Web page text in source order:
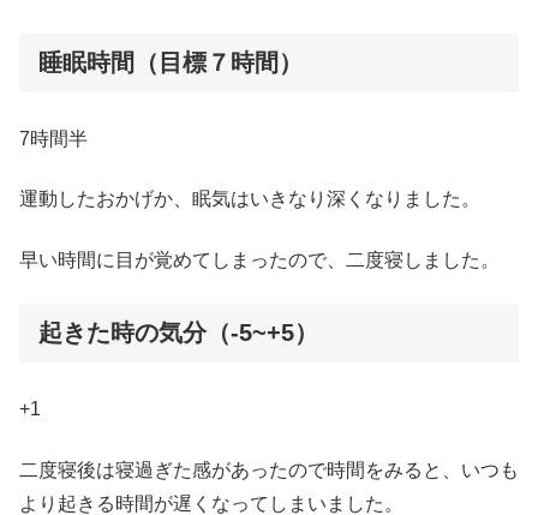
睡眠時間（目標７時間）
7時間半
運動したおかげか、眠気はいきなり深くなりました。
早い時間に目が覚めてしまったので、二度寝しました。
起きた時の気分（-5~+5）
+1
二度寝後は寝過ぎた感があったので時間をみると、いつも
より起きる時間が遅くなってしまいました。